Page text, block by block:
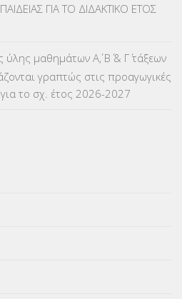
ΒΕΛΤΙΩΣΕΙΣ(319)
ΓΙΑ ΤΟ ΔΙΔΑΚΤΙΚΟ ΕΤΟΣ
μαθημάτων Α΄, Β΄ & Γ΄ τάξεων
γραπτώς στις προαγωγικές
το σχ. έτος 2026-2027